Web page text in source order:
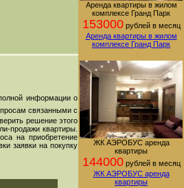
информации о
связанными с
решение этого
продажи квартиры.
на приобретение
заявки на покупку
Аренда квартиры в жилом
комплексе Гранд Парк
153000рублей в месяц
Аренда квартиры в жилом
комплексе Гранд Парк
ЖК АЭРОБУС аренда
квартиры
144000рублей в месяц
ЖК АЭРОБУС аренда
квартиры